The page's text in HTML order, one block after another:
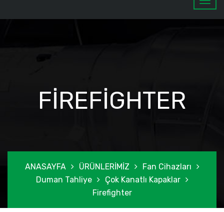
FIREFIGHTER
ANASAYFA ÜRÜNLERİMİZ
Fan Cihazları
Duman Tahliye
Çok Kanatlı Kapaklar
Firefighter